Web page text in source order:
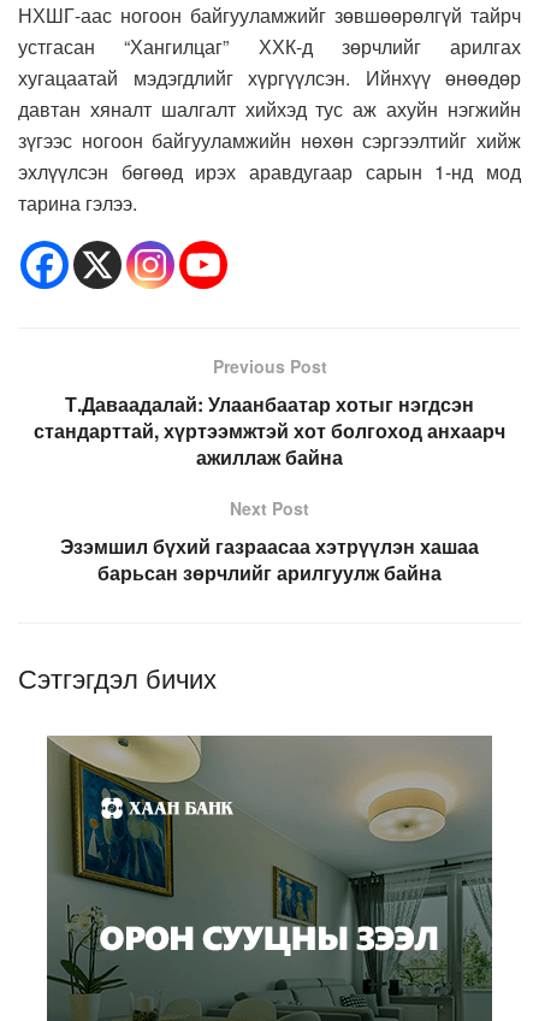
НХШГ-аас ногоон байгууламжийг зөвшөөрөлгүй тайрч
устгасан “Хангилцаг” ХХК-д зөрчлийг арилгах
хугацаатай мэдэгдлийг хүргүүлсэн. Ийнхүү өнөөдөр
давтан хяналт шалгалт хийхэд тус аж ахуйн нэгжийн
зүгээс ногоон байгууламжийн нөхөн сэргээлтийг хийж
эхлүүлсэн бөгөөд ирэх аравдугаар сарын 1-нд мод
тарина гэлээ.
Previous Post
Т.Даваадалай: Улаанбаатар хотыг нэгдсэн
стандарттай, хүртээмжтэй хот болгоход анхаарч
ажиллаж байна
Next Post
Эзэмшил бүхий газраасаа хэтрүүлэн хашаа
барьсан зөрчлийг арилгуулж байна
Сэтгэгдэл бичих